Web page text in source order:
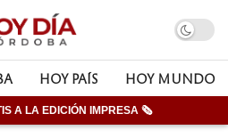
HOY PAÍS HOY MUNDO
A LA EDICIÓN IMPRESA 🗞